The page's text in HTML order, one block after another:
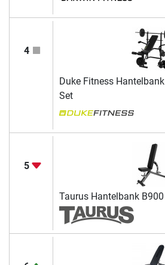
4
Duke Fitness Hantelbank
Set
5
Taurus Hantelbank B900